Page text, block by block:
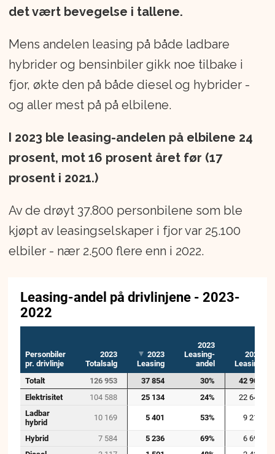
det vært bevegelse i tallene.
Mens andelen leasing på både ladbare
hybrider og bensinbiler gikk noe tilbake i
fjor, økte den på både diesel og hybrider -
og aller mest på på elbilene.
I 2023 ble leasing-andelen på elbilene 24
prosent, mot 16 prosent året før (17
prosent i 2021.)
Av de drøyt 37.800 personbilene som ble
kjøpt av leasingselskaper i fjor var 25.100
elbiler - nær 2.500 flere enn i 2022.